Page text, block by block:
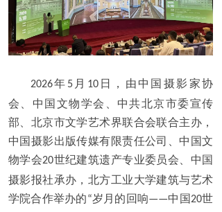
2026年 5月 10日
，由中国摄影家协
会、中国文物学会、中共北京市委宣传
部、北京市文学艺术界联合会联合主办，
中国摄影出版传媒有限责任公司、中国文
物学会20世纪建筑遗产专业委员会、中国
摄影报社承办，北方工业大学建筑与艺术
学院合作举办的“岁月的回响——中国20世